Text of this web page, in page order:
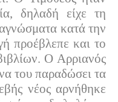
δηλαδή είχε τη
κατά την
προέβλεπε και το
Ο Αρριανός
του παραδώσει τα
νέος αρνήθηκε